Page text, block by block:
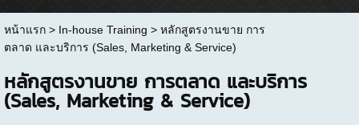
หน้าแรก> In-house Training > หลักสูตรงานขาย การ
ตลาด และบริการ (Sales, Marketing & Service)
หลักสูตรงานขาย การตลาด และบริการ
(Sales, Marketing & Service)